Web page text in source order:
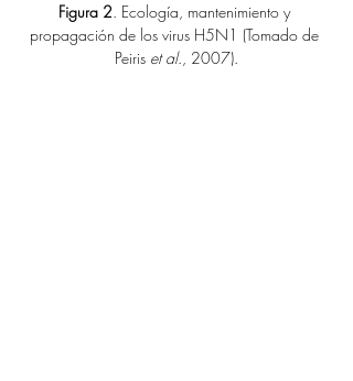
Figura 2. Ecología, mantenimiento y
propagación de los virus H5N1 (Tomado de
Peiris et al., 2007).